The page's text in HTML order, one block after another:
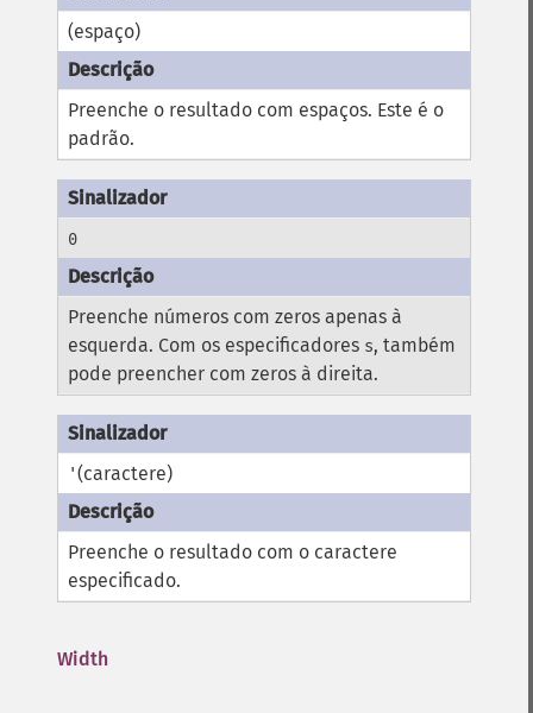
(espaço)
Preenche o resultado com espaços. Este é o
padrão.
0
Preenche números com zeros apenas à
esquerda. Com os especificadores s, também
pode preencher com zeros à direita.
'(caractere)
Preenche o resultado com o caractere
especificado.
Width